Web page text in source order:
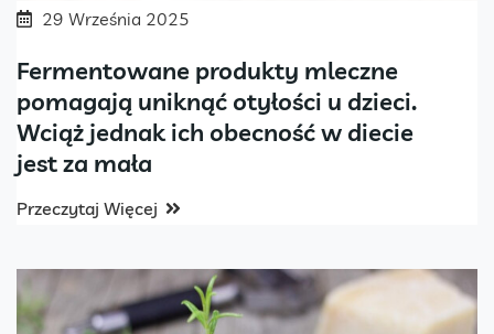
29 Września 2025
Fermentowane produkty mleczne
pomagają uniknąć otyłości u dzieci.
Wciąż jednak ich obecność w diecie
jest za mała
Przeczytaj Więcej